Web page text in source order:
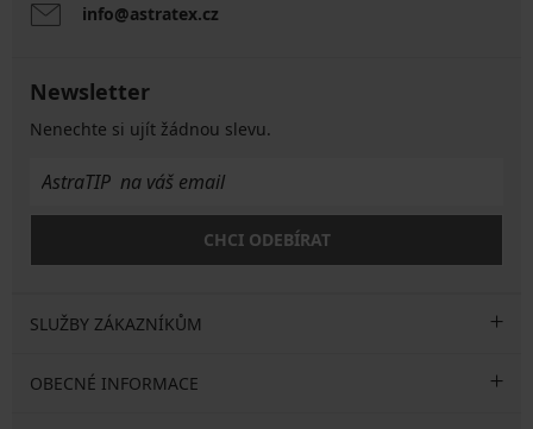
info@astratex.cz
Newsletter
Nenechte si ujít žádnou slevu.
CHCI ODEBÍRAT
SLUŽBY ZÁKAZNÍKŮM
OBECNÉ INFORMACE